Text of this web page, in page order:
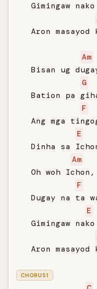
Gimingaw nako
Aron masayod
Am
Bisan ug
G
Bation pa
F
Ang mga
E
Dinha sa
Am
Oh woh
F
Dugay na ta
E
Gimingaw nako
Aron masayod
CHORUS1